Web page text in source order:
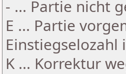
- ... Partie nicht
E ... Partie
K ... Korrektur